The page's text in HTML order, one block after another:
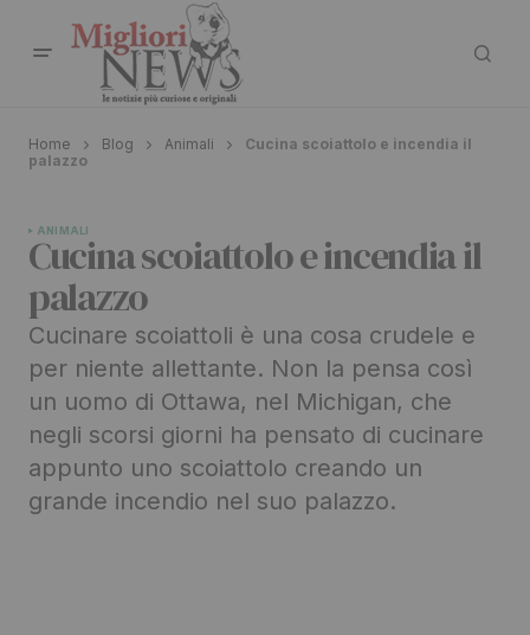
Home Blog Animali
Cucina scoiattolo e incendia il
palazzo
ANIMALI
Cucina scoiattolo e incendia il
palazzo
Cucinare scoiattoli è una cosa crudele e
per niente allettante. Non la pensa così
un uomo di Ottawa, nel Michigan, che
negli scorsi giorni ha pensato di cucinare
appunto uno scoiattolo creando un
grande incendio nel suo palazzo.